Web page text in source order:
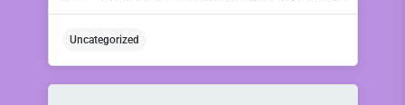
Uncategorized